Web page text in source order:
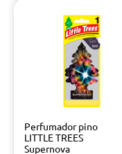
Perfumador pino
LITTLE TREES
Supernova